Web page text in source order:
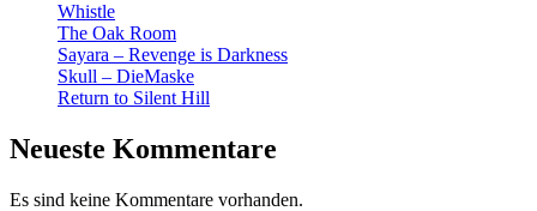
Whistle
The Oak Room
Sayara – Revenge is Darkness
Skull – DieMaske
Return to Silent Hill
Neueste Kommentare
Es sind keine Kommentare vorhanden.